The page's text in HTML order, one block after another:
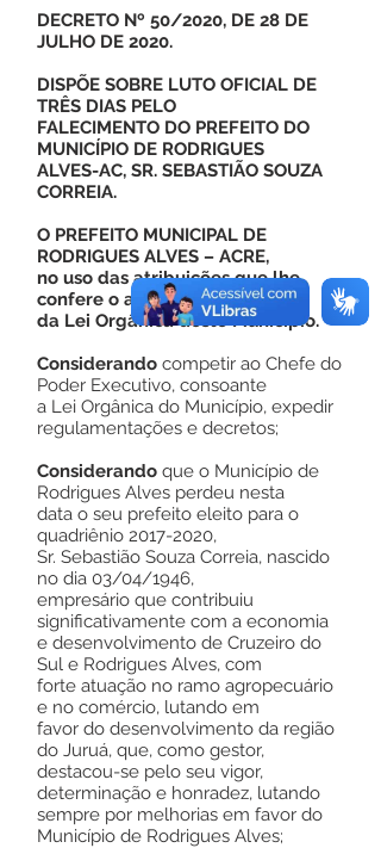
DECRETO Nº 50/2020, DE 28 DE
JULHO DE 2020.
DISPÕE SOBRE LUTO OFICIAL DE
TRÊS DIAS PELO
FALECIMENTO DO PREFEITO DO
MUNICÍPIO DE RODRIGUES
ALVES-AC, SR. SEBASTIÃO SOUZA
CORREIA.
O PREFEITO MUNICIPAL DE
RODRIGUES ALVES – ACRE,
no uso das atribuições que lhe
confere o art. 59, inciso V,
da Lei Orgânica deste Município.
Considerando competir ao Chefe do
Poder Executivo, consoante
a Lei Orgânica do Município, expedir
regulamentações e decretos;
Considerando que o Município de
Rodrigues Alves perdeu nesta
data o seu prefeito eleito para o
quadriênio 2017-2020,
Sr. Sebastião Souza Correia, nascido
no dia 03/04/1946,
empresário que contribuiu
significativamente com a economia
e desenvolvimento de Cruzeiro do
Sul e Rodrigues Alves, com
forte atuação no ramo agropecuário
e no comércio, lutando em
favor do desenvolvimento da região
do Juruá, que, como gestor,
destacou-se pelo seu vigor,
determinação e honradez, lutando
sempre por melhorias em favor do
Município de Rodrigues Alves;